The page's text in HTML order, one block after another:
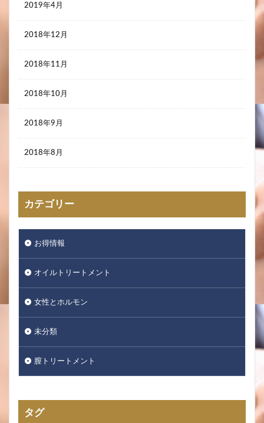
2019年4月
2018年12月
2018年11月
2018年10月
2018年9月
2018年8月
カテゴリー
お得情報
オイルトリートメント
女性とホルモン
未分類
膣トリートメント
タグ